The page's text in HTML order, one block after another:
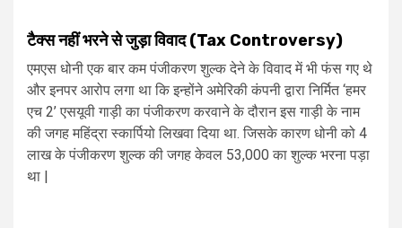
टैक्स नहीं भरने से जुड़ा विवाद (Tax Controversy)
एमएस धोनी एक बार कम पंजीकरण शुल्क देने के विवाद में भी फंस गए थे
और इनपर आरोप लगा था कि इन्होंने अमेरिकी कंपनी द्वारा निर्मित ‘हमर
एच 2’ एसयूवी गाड़ी का पंजीकरण करवाने के दौरान इस गाड़ी के नाम
की जगह महिंद्रा स्कार्पियो लिखवा दिया था. जिसके कारण धोनी को 4
लाख के पंजीकरण शुल्क की जगह केवल 53,000 का शुल्क भरना पड़ा
था |